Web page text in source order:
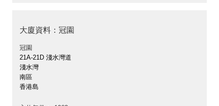
大廈資料：冠園
冠園
21A-21D 淺水灣道
淺水灣
南區
香港島